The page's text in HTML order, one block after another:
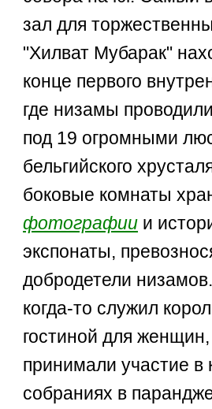
зал для
"Хилват Мубарак"
конце первого
где низамы
под 19 огромными
бельгийского
боковые комнаты
фотографии и
экспонаты,
добродетели
когда-то служил
гостиной для
принимали участие в
собраниях в